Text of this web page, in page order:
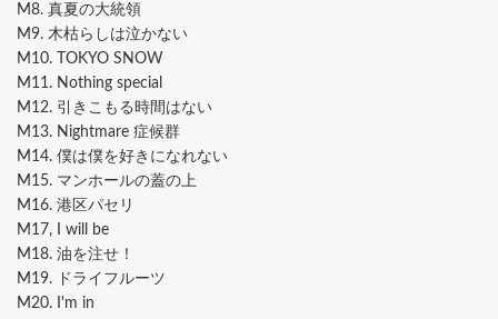
M8. 真夏の大統領
M9. 木枯らしは泣かない
M10. TOKYO SNOW
M11. Nothing special
M12. 引きこもる時間はない
M13. Nightmare 症候群
M14. 僕は僕を好きになれない
M15. マンホールの蓋の上
M16. 港区パセリ
M17, I will be
M18. 油を注せ！
M19. ドライフルーツ
M20. I'm in